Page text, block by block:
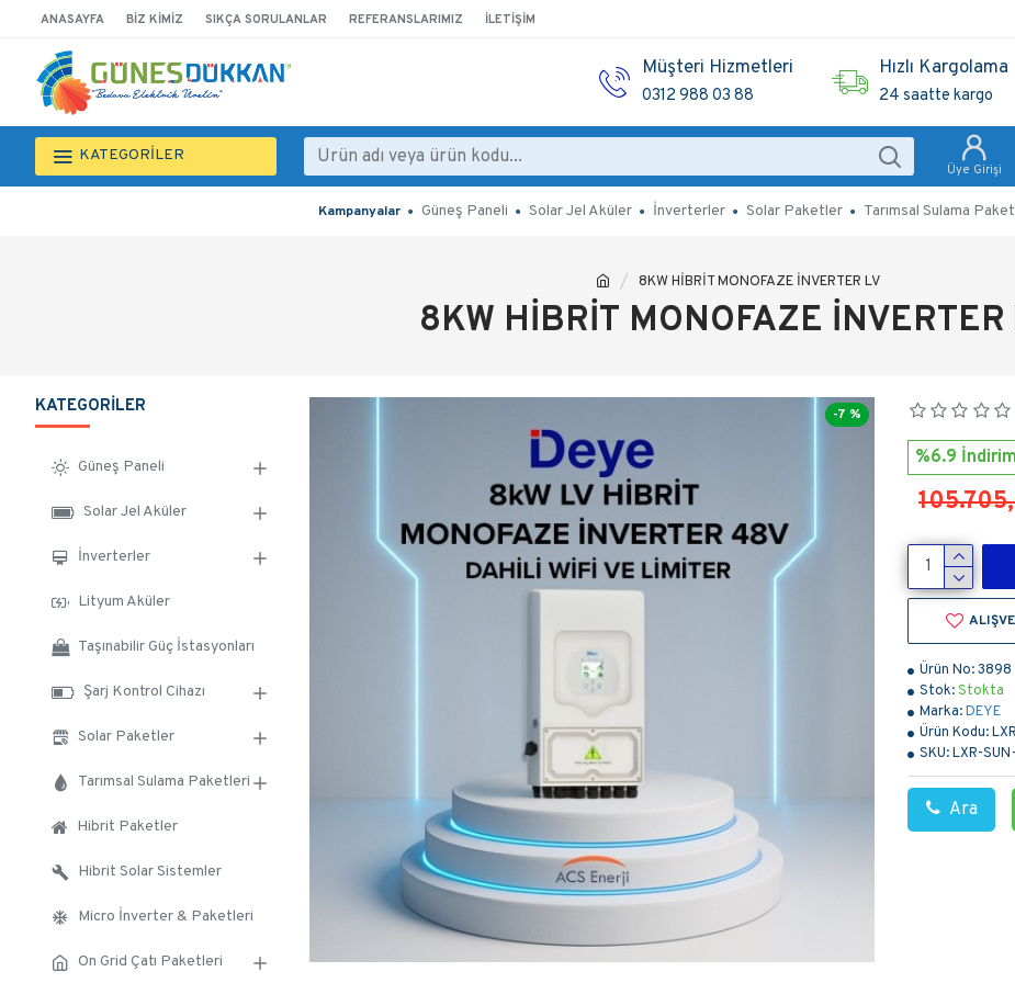
ANASAYFA BIZ KIMIZ SIKÇA SORULANLAR REFERANSLARIMIZ İLETIŞIM
Müşteri Hizmetleri
0312 988 03 88
Hızlı Kargolama
24 saatte kargo
KATEGORİLER
Üye Girişi
Kampanyalar Güneş Paneli Solar Jel Aküler İnverterler Solar Paketler Tarımsal Sulama
8KW HİBRİT MONOFAZE İNVERTER LV
8KW HİBRİT MONOFAZE İNVERTER
KATEGORILER
Güneş Paneli
Solar Jel Aküler
İnverterler
Lityum Aküler
Taşınabilir Güç İstasyonları
Şarj Kontrol Cihazı
Solar Paketler
Tarımsal Sulama Paketleri
Hibrit Paketler
Hibrit Solar Sistemler
Micro İnverter & Paketleri
On Grid Çatı Paketleri
-7 %
Ürün No:3898
Stok:Stokta
Marka:DEYE
Ürün Kodu:
SKU:LXR-
Ara
%6.9